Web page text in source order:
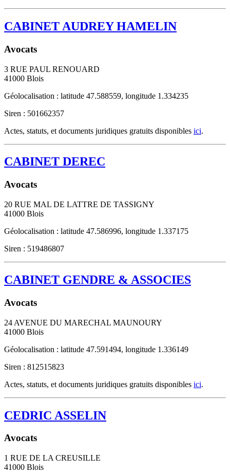
CABINET AUDREY HAMELIN
Avocats
3 RUE PAUL RENOUARD
41000 Blois
Géolocalisation : latitude 47.588559, longitude 1.334235
Siren : 501662357
Actes, statuts, et documents juridiques gratuits disponibles ici.
CABINET DEREC
Avocats
20 RUE MAL DE LATTRE DE TASSIGNY
41000 Blois
Géolocalisation : latitude 47.586996, longitude 1.337175
Siren : 519486807
CABINET GENDRE & ASSOCIES
Avocats
24 AVENUE DU MARECHAL MAUNOURY
41000 Blois
Géolocalisation : latitude 47.591494, longitude 1.336149
Siren : 812515823
Actes, statuts, et documents juridiques gratuits disponibles ici.
CEDRIC ASSELIN
Avocats
1 RUE DE LA CREUSILLE
41000 Blois